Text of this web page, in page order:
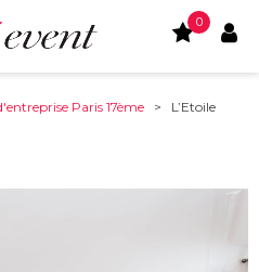
0
Paris 17ème > L’Etoile